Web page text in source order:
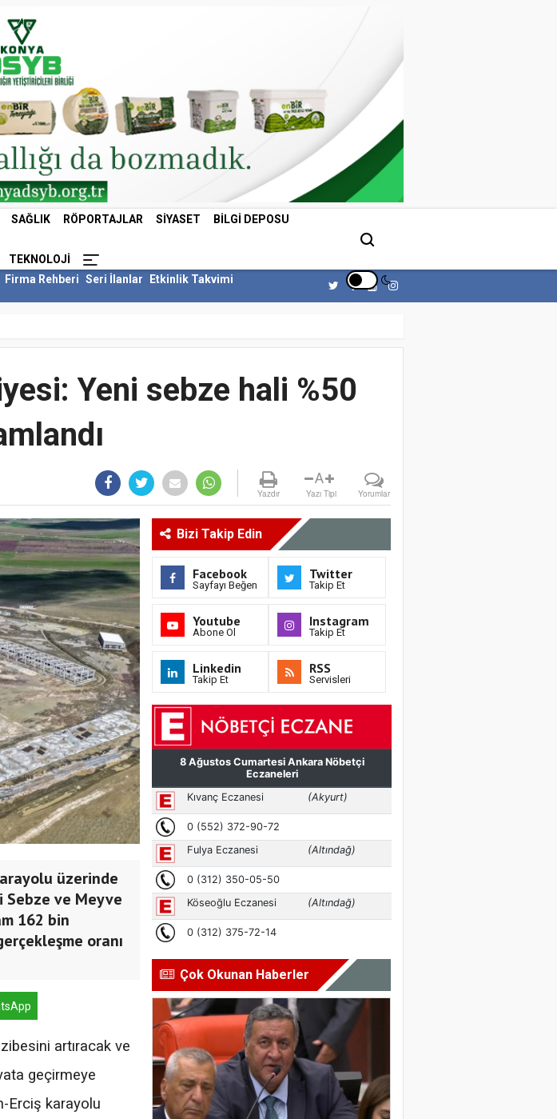
SAĞLIK RÖPORTAJLAR SIYASET BILGI DEPOSU
TEKNOLOJI
Firma Rehberi Seri İlanlar
Etkinlik Takvimi
Yeni sebze hali %50
Yazdır
A
Yazı Tipi Yorumlar
üzerinde
ve Meyve
162 bin
oranı
artıracak ve
geçirmeye
Erciş karayolu
Bizi Takip Edin
Facebook
Sayfayı Beğen
Twitter
Takip Et
Youtube
Abone Ol
Instagram
Takip Et
Linkedin
Takip Et
RSS
Servisleri
Çok Okunan Haberler